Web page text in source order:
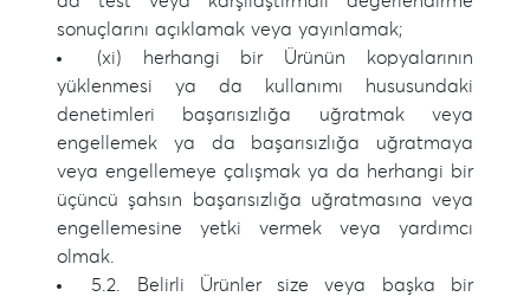
sonuçlarını açıklamak veya yayınlamak;
(xi) herhangi bir Ürünün kopyalarının
yüklenmesi ya da kullanımı hususundaki
denetimleri başarısızlığa uğratmak veya
engellemek ya da başarısızlığa uğratmaya
veya engellemeye çalışmak ya da herhangi bir
üçüncü şahsın başarısızlığa uğratmasına veya
engellemesine yetki vermek veya yardımcı
olmak.
5.2. Belirli Ürünler size veya başka bir